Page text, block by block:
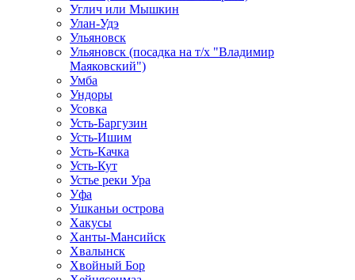
Углич или Мышкин
Улан-Удэ
Ульяновск
Ульяновск (посадка на т/х "Владимир
Маяковский")
Умба
Ундоры
Усовка
Усть-Баргузин
Усть-Ишим
Усть-Качка
Усть-Кут
Устье реки Ура
Уфа
Ушканьи острова
Хакусы
Ханты-Мансийск
Хвалынск
Хвойный Бор